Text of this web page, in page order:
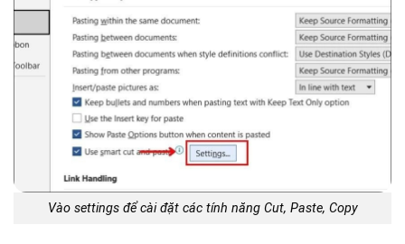
Vào settings để cài đặt các tính năng Cut, Paste, Copy